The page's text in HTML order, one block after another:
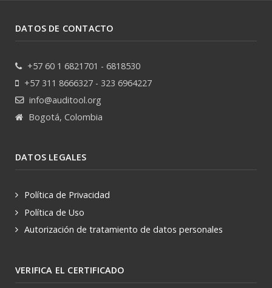
DATOS DE CONTACTO
+57 60 1 6821701 - 6818530
+57 311 8666327 - 323 6964227
info@auditool.org
Bogotá, Colombia
DATOS LEGALES
Política de Privacidad
Política de Uso
Autorización de tratamiento de datos personales
VERIFICA EL CERTIFICADO